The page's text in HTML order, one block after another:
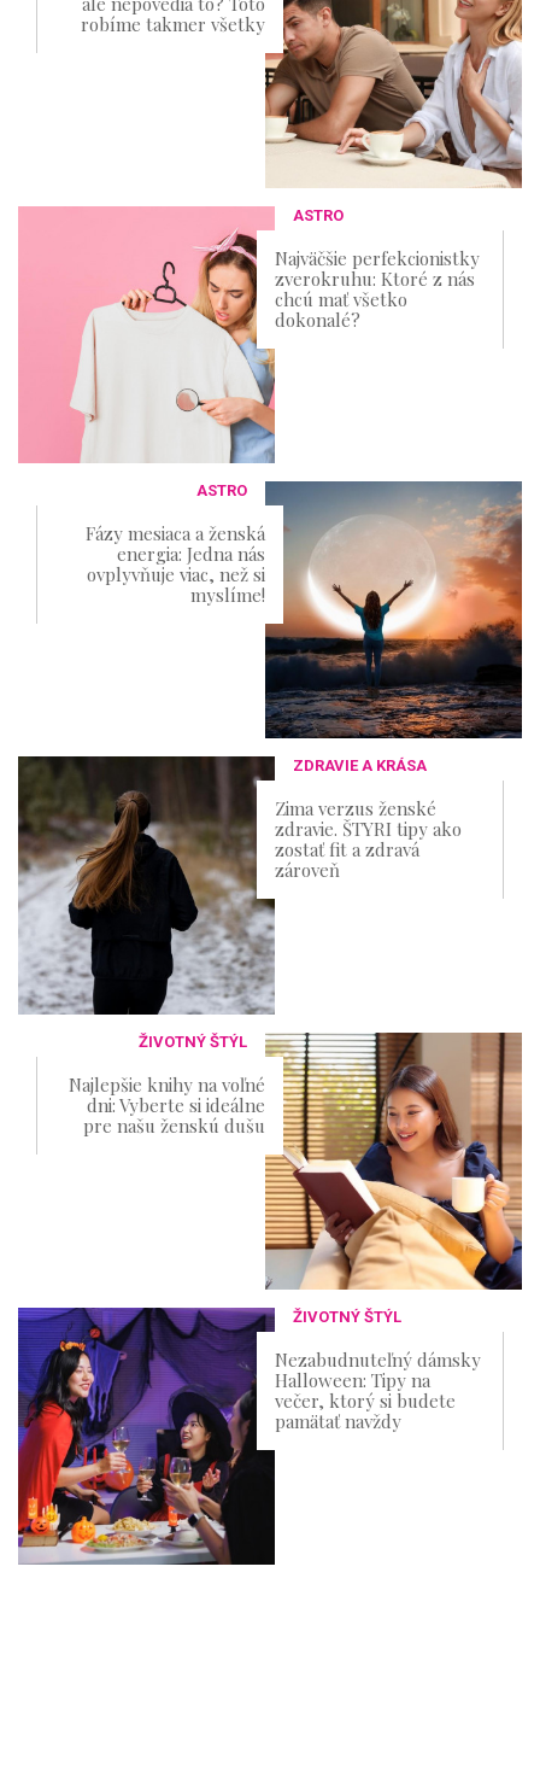
robíme takmer všetky
ASTRO
Najväčšie perfekcionistky
zverokruhu: Ktoré z nás
chcú mať všetko
dokonalé?
ASTRO
Fázy mesiaca a ženská
energia: Jedna nás
ovplyvňuje viac, než si
myslíme!
ZDRAVIE A KRÁSA
Zima verzus ženské
zdravie. ŠTYRI tipy ako
zostať fit a zdravá
zároveň
ŽIVOTNÝ ŠTÝL
Najlepšie knihy na voľné
dni: Vyberte si ideálne
pre našu ženskú dušu
ŽIVOTNÝ ŠTÝL
Nezabudnuteľný dámsky
Halloween: Tipy na
večer, ktorý si budete
pamätať navždy